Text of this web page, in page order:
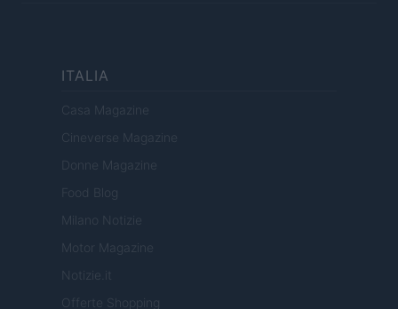
ITALIA
Casa Magazine
Cineverse Magazine
Donne Magazine
Food Blog
Milano Notizie
Motor Magazine
Notizie.it
Offerte Shopping